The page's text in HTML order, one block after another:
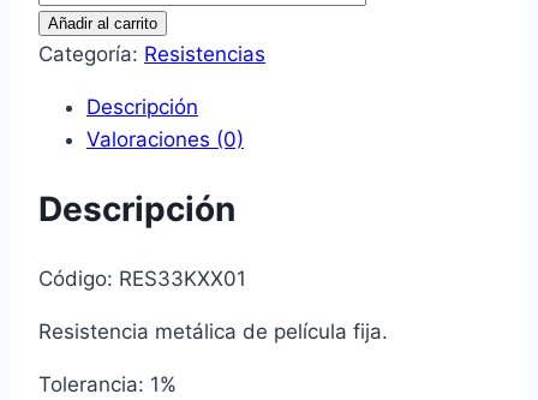
3,3K
Ohm
cantidad
Añadir al carrito
Categoría: Resistencias
Descripción
Valoraciones (0)
Descripción
Código: RES33KXX01
Resistencia metálica de película fija.
Tolerancia: 1%